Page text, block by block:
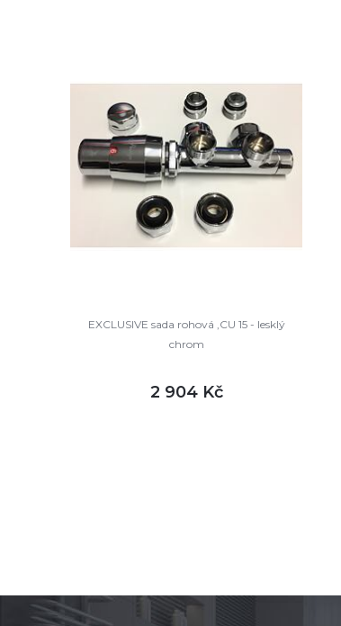
EXCLUSIVE sada rohová ,CU 15 - lesklý
chrom
2 904 Kč